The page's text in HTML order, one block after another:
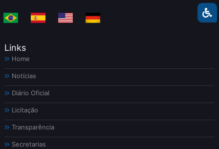
Links
Home
Notícias
Diário Oficial
Licitação
Transparência
Secretarias